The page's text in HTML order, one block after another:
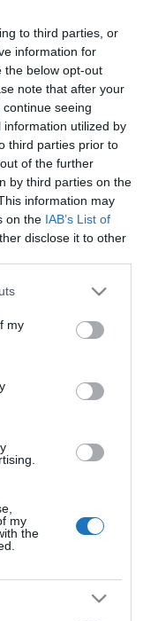
to third parties, or
information for
the below opt-out
note that after your
seeing
utilized by
third parties prior to
of the further
by third parties on the
information may
on the IAB’s List of
disclose it to other
one or more Google
You may click to
third-party tags to
in below Google
my
my
the
szerelemtől
IS VÁR!